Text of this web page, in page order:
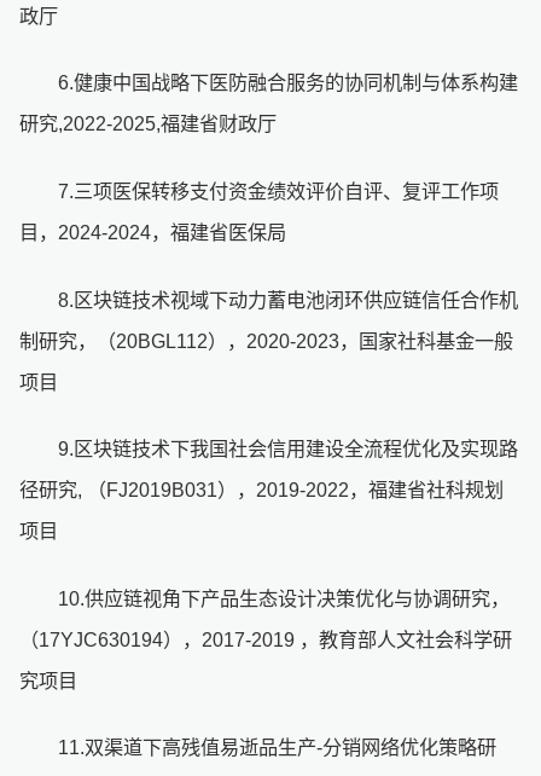
政厅
6.健康中国战略下医防融合服务的协同机制与体系构建
研究,2022-2025,福建省财政厅
7.三项医保转移支付资金绩效评价自评、复评工作项
目，2024-2024，福建省医保局
8.区块链技术视域下动力蓄电池闭环供应链信任合作机
制研究，（20BGL112），2020-2023，国家社科基金一般
项目
9.区块链技术下我国社会信用建设全流程优化及实现路
径研究, （FJ2019B031），2019-2022，福建省社科规划
项目
10.供应链视角下产品生态设计决策优化与协调研究，
（17YJC630194），2017-2019 ，教育部人文社会科学研
究项目
11.双渠道下高残值易逝品生产-分销网络优化策略研